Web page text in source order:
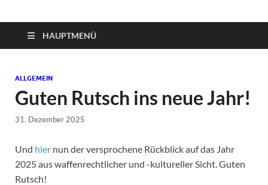
HAUPTMENÜ
ALLGEMEIN
Guten Rutsch ins neue Jahr!
31. Dezember 2025
Und hier nun der versprochene Rückblick auf das Jahr
2025 aus waffenrechtlicher und -kultureller Sicht. Guten
Rutsch!